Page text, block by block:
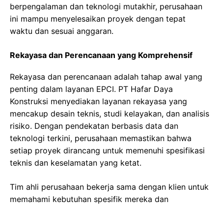
berpengalaman dan teknologi mutakhir, perusahaan
ini mampu menyelesaikan proyek dengan tepat
waktu dan sesuai anggaran.
Rekayasa dan Perencanaan yang Komprehensif
Rekayasa dan perencanaan adalah tahap awal yang
penting dalam layanan EPCI. PT Hafar Daya
Konstruksi menyediakan layanan rekayasa yang
mencakup desain teknis, studi kelayakan, dan analisis
risiko. Dengan pendekatan berbasis data dan
teknologi terkini, perusahaan memastikan bahwa
setiap proyek dirancang untuk memenuhi spesifikasi
teknis dan keselamatan yang ketat.
Tim ahli perusahaan bekerja sama dengan klien untuk
memahami kebutuhan spesifik mereka dan